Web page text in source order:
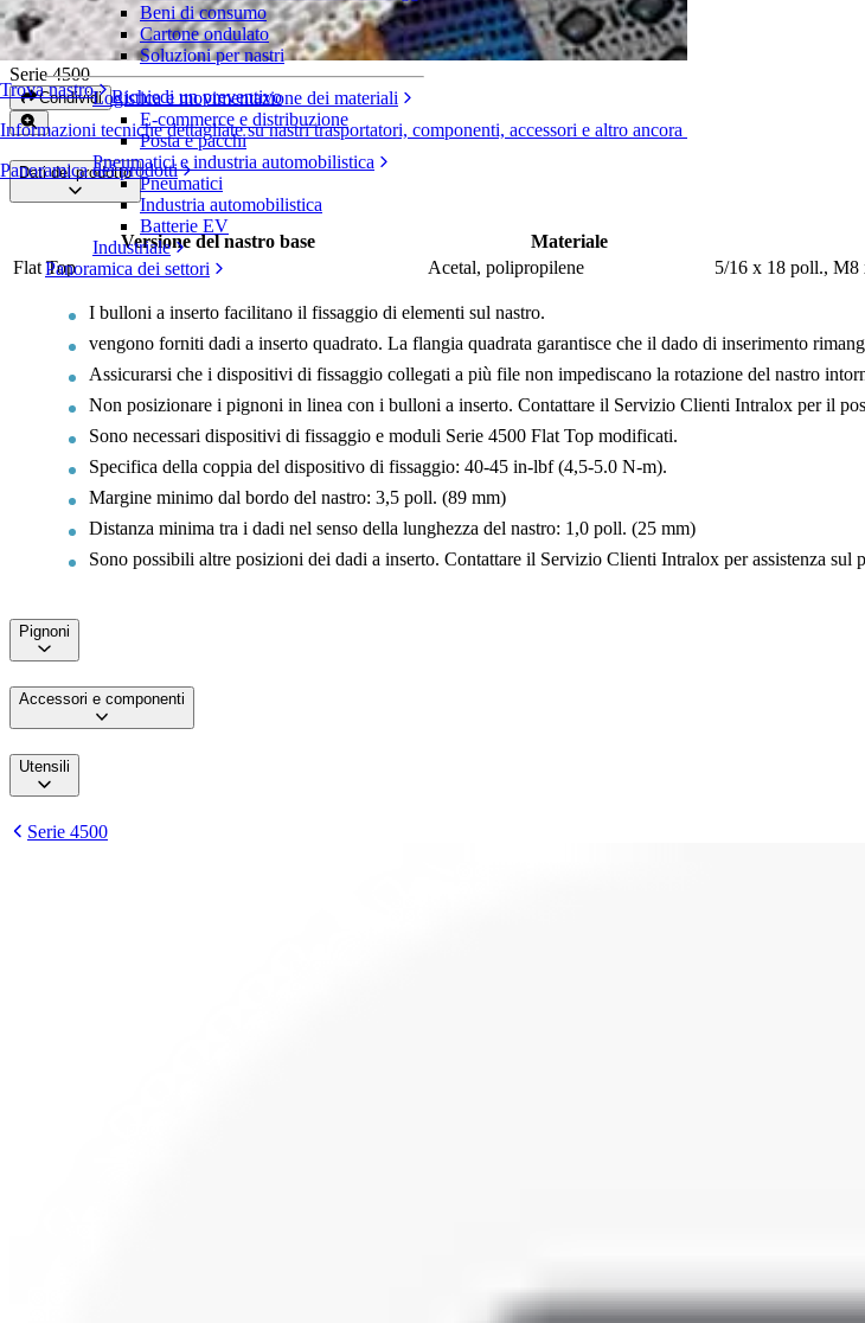
Trova nastro
Informazioni tecniche dettagliate su nastri trasportatori, componenti, accessori e altro ancora
Panoramica dei prodotti
Beni di consumo
Cartone ondulato
Soluzioni per nastri
Logistica e movimentazione dei materiali
E-commerce e distribuzione
Posta e pacchi
Pneumatici e industria automobilistica
Pneumatici
Industria automobilistica
Batterie EV
Industriale
Panoramica dei settori
Bulloni ad inserto
Serie 4500
Condividi Richiedi un preventivo
Dati del prodotto
Versione del nastro base Materiale
Flat Top
Acetal, polipropilene 5/16 x 18 poll.,
I bulloni a inserto facilitano il fissaggio di elementi sul nastro.
vengono forniti dadi a inserto quadrato. La flangia quadrata garantisce che il dado di inserimento
Assicurarsi che i dispositivi di fissaggio collegati a più file non impediscano la rotazione del nastro
Non posizionare i pignoni in linea con i bulloni a inserto. Contattare il Servizio Clienti Intralox per il
Sono necessari dispositivi di fissaggio e moduli Serie 4500 Flat Top modificati.
Specifica della coppia del dispositivo di fissaggio: 40-45 in-lbf (4,5-5.0 N-m).
Margine minimo dal bordo del nastro: 3,5 poll. (89 mm)
Distanza minima tra i dadi nel senso della lunghezza del nastro: 1,0 poll. (25 mm)
Sono possibili altre posizioni dei dadi a inserto. Contattare il Servizio Clienti Intralox per assistenza sul
Pignoni
Accessori e componenti
Utensili
Serie 4500